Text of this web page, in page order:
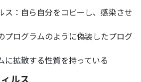
ス：自ら自分をコピーし、感染させ
プログラムのように偽装したプログ
に拡散する性質を持っている
ルス